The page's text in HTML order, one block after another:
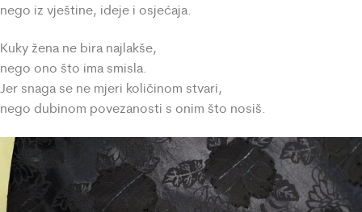
nego iz vještine, ideje i osjećaja.
Kuky žena ne bira najlakše,
nego ono što ima smisla.
Jer snaga se ne mjeri količinom stvari,
nego dubinom povezanosti s onim što nosiš.